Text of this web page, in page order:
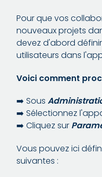
Pour que vos
nouveaux projets
devez d'abord
utilisateurs dans
Voici comment
➡️ Sous
➡️ Sélectionnez
➡️ Cliquez sur
Vous pouvez ici
suivantes :